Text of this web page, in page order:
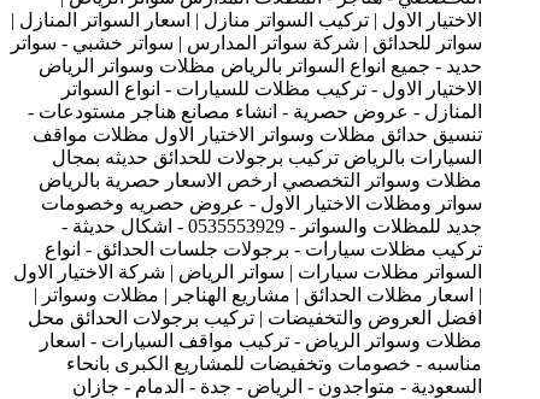
الاختيار الاول | تركيب السواتر منازل | اسعار السواتر المنازل |
سواتر للحدائق | شركة سواتر المدارس | سواتر خشبي - سواتر
حديد - جميع انواع السواتر بالرياض مظلات وسواتر الرياض
الاختيار الاول - تركيب مظلات للسيارات - انواع السواتر
المنازل - عروض حصرية - انشاء مصانع هناجر مستودعات -
تنسيق حدائق مظلات وسواتر الاختيار الاول مظلات مواقف
السيارات بالرياض تركيب برجولات للحدائق حديثه بمجال
مظلات وسواتر التخصصي ارخص الاسعار حصرية بالرياض
سواتر ومظلات الاختيار الاول - عروض حصريه وخصومات
جديد للمظلات والسواتر - 0535553929 - اشكال حديثة -
تركيب مظلات سيارات - برجولات جلسات الحدائق - انواع
السواتر مظلات سيارات | سواتر الرياض | شركة الاختيار الاول
| اسعار مظلات الحدائق | مشاريع الهناجر | مظلات وسواتر |
افضل العروض والتخفيضات | تركيب برجولات الحدائق محل
مظلات وسواتر الرياض - تركيب مواقف السيارات - اسعار
مناسبه - خصومات وتخفيضات للمشاريع الكبرى بانحاء
السعودية - متواجدون - الرياض - جدة - الدمام - جازان